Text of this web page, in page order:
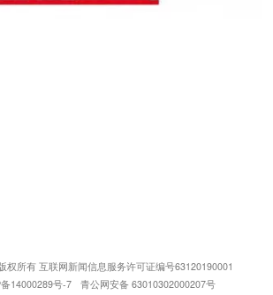
权所有 互联网新闻信息服务许可证编号63120190001
14000289号-7
青公网安备 63010302000207号